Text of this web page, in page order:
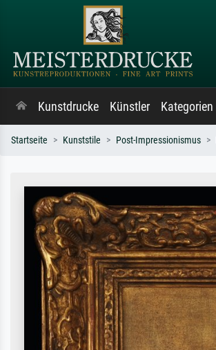
Kunstdrucke Künstler Kategorien
Startseite Kunststile Post-Impressionismus